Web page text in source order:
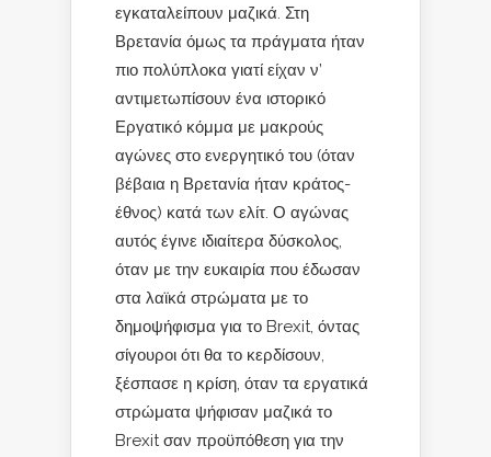
εγκαταλείπουν μαζικά. Στη
Βρετανία όμως τα πράγματα ήταν
πιο πολύπλοκα γιατί είχαν ν’
αντιμετωπίσουν ένα ιστορικό
Εργατικό κόμμα με μακρούς
αγώνες στο ενεργητικό του (όταν
βέβαια η Βρετανία ήταν κράτος-
έθνος) κατά των ελίτ. Ο αγώνας
αυτός έγινε ιδιαίτερα δύσκολος,
όταν με την ευκαιρία που έδωσαν
στα λαϊκά στρώματα με το
δημοψήφισμα για το Brexit, όντας
σίγουροι ότι θα το κερδίσουν,
ξέσπασε η κρίση, όταν τα εργατικά
στρώματα ψήφισαν μαζικά το
Brexit σαν προϋπόθεση για την